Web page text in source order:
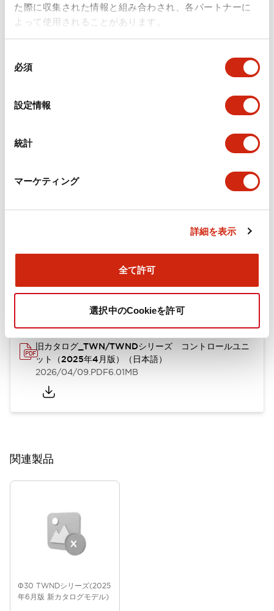
た際に収集された情報と組み合わされ、各パートナーに
よって使用されることがあります。
必須
設定情報
統計
マーケティング
詳細を表示
全て許可
選択中のCookieを許可
形状仕様
機械的仕様
取付設置仕様
ドキュメントとファイル
カタログ CAD 規格・認証 技術文書
旧カタログ_TWN/TWNDシリーズ コントロールユニ
ット（2025年4月版）（日本語）
2026/04/09.PDF6.01MB
関連製品
Φ30 TWNDシリーズ(2025
年6月版 新カタログモデル)